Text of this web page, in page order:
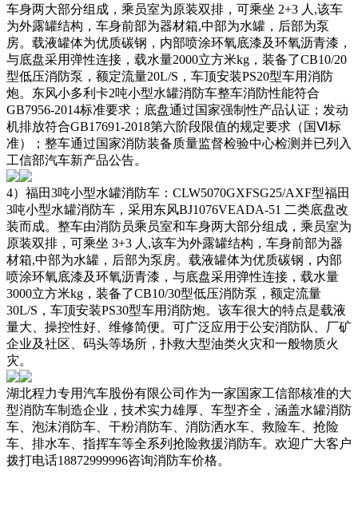
车身两大部分组成，乘员室为原装双排，可乘坐 2+3 人,该车
为外露罐结构，车身前部为器材箱,中部为水罐，后部为泵
房。载液罐体为优质碳钢，内部喷涂环氧底漆及环氧沥青漆，
与底盘采用弹性连接，载水量2000立方米kg，装备了CB10/20
型低压消防泵，额定流量20L/S，车顶安装PS20型车用消防
炮。东风小多利卡2吨小型水罐消防车整车消防性能符合
GB7956-2014标准要求；底盘通过国家强制性产品认证；发动
机排放符合GB17691-2018第六阶段限值的规定要求（国Ⅵ标
准）；整车通过国家消防装备质量监督检验中心检测并已列入
工信部汽车新产品公告。
4）福田3吨小型水罐消防车：CLW5070GXFSG25/AXF型福田
3吨小型水罐消防车，采用东风BJ1076VEADA-51 二类底盘改
装而成。整车由消防员乘员室和车身两大部分组成，乘员室为
原装双排，可乘坐 3+3 人,该车为外露罐结构，车身前部为器
材箱,中部为水罐，后部为泵房。载液罐体为优质碳钢，内部
喷涂环氧底漆及环氧沥青漆，与底盘采用弹性连接，载水量
3000立方米kg，装备了CB10/30型低压消防泵，额定流量
30L/S，车顶安装PS30型车用消防炮。该车很大的特点是载液
量大、操控性好、维修简便。可广泛应用于公安消防队、厂矿
企业及社区、码头等场所，扑救大型油类火灾和一般物质火
灾。
湖北程力专用汽车股份有限公司作为一家国家工信部核准的大
型消防车制造企业，技术实力雄厚、车型齐全，涵盖水罐消防
车、泡沫消防车、干粉消防车、消防洒水车、救险车、抢险
车、排水车、指挥车等全系列抢险救援消防车。欢迎广大客户
拨打电话18872999996咨询消防车价格。